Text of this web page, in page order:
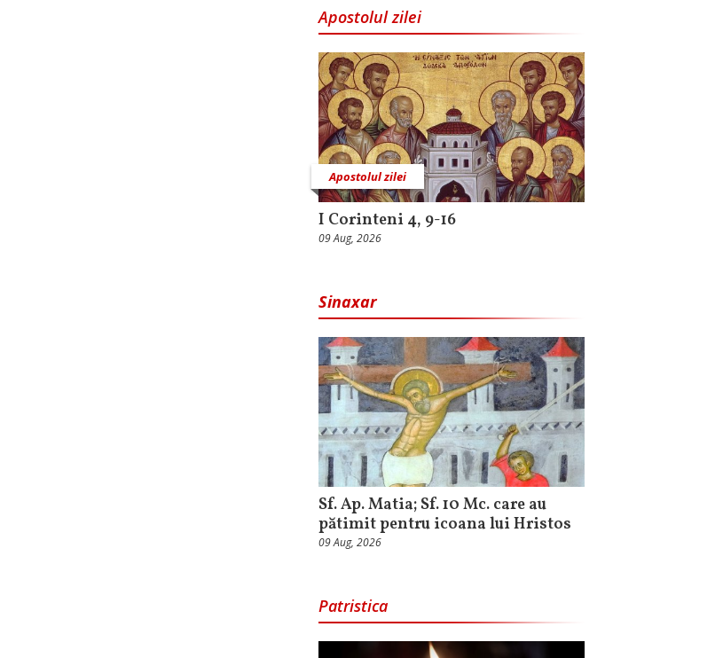
Apostolul zilei
Apostolul zilei
I Corinteni 4, 9-16
09 Aug, 2026
Sinaxar
Sf. Ap. Matia; Sf. 10 Mc. care au
pătimit pentru icoana lui Hristos
09 Aug, 2026
Patristica